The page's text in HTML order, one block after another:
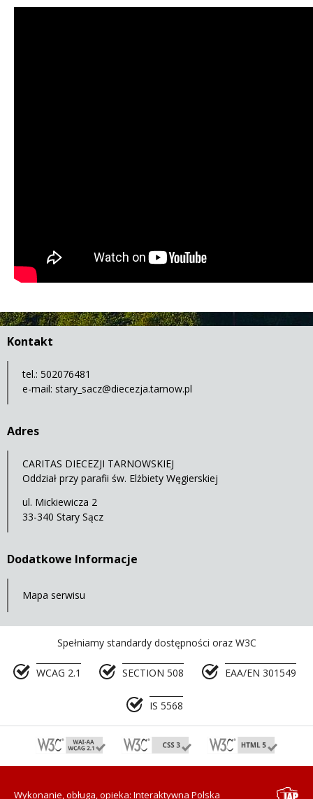
Kontakt
tel.: 502076481
e-mail: stary_sacz@diecezja.tarnow.pl
Adres
CARITAS DIECEZJI TARNOWSKIEJ
Oddział przy parafii św. Elżbiety Węgierskiej
ul. Mickiewicza 2
33-340 Stary Sącz
Dodatkowe Informacje
Mapa serwisu
Spełniamy standardy dostępności oraz W3C
WCAG 2.1 SECTION 508 EAA/EN 301549
IS 5568
Wykonanie, obługa, opieka: Interaktywna Polska